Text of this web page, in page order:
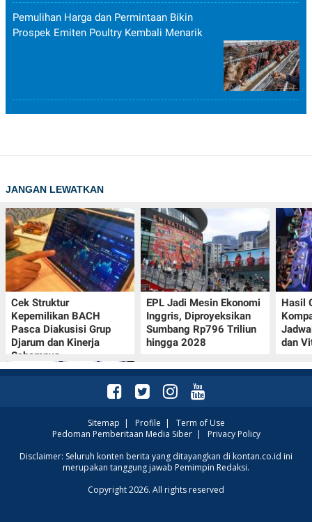
Pemulihan Harga dan Permintaan Bikin
Prospek Emiten Poultry Kembali Menarik
JANGAN LEWATKAN
Cek Struktur
Kepemilikan BACH
Pasca Diakusisi Grup
Djarum dan Kinerja
Sahamnya
EPL Jadi Mesin Ekonomi
Inggris, Diproyeksikan
Sumbang Rp796 Triliun
hingga 2028
Hasil
dan
Oppo A7 Pro Max Rilis
dengan Baterai 10.000
Sepanjang Sejarah Oppo
Sitemap | Profile | Term of Use
Pedoman Pemberitaan Media Siber| Privacy Policy
Disclaimer: Seluruh konten berita yang ditayangkan di kontan.co.id ini
merupakan tanggung jawab Pemimpin Redaksi.
Copyright 2026. All rights reserved